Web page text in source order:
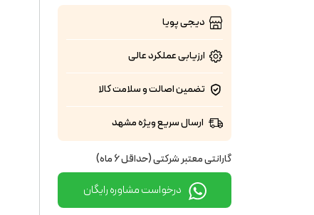
دیجی پویا
ارزیابی عملکردعالی
تضمین اصالت و سلامت کالا
ارسال سریع ویژه مشهد
گارانتی معتبر شرکتی (حداقل 6 ماه)
درخواست مشاوره رایگان